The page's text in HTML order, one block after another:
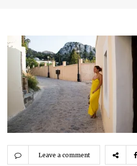
Leave a comment